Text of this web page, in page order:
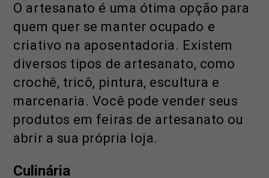
O artesanato é uma ótima opção para
quem quer se manter ocupado e
criativo na aposentadoria. Existem
diversos tipos de artesanato, como
crochê, tricô, pintura, escultura e
marcenaria. Você pode vender seus
produtos em feiras de artesanato ou
abrir a sua própria loja.
Culinária